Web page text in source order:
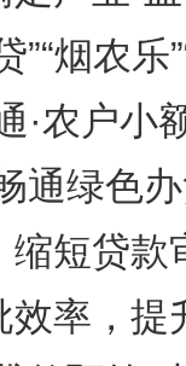
烟农乐
·农户小
通绿色
缩短贷款
效率，提